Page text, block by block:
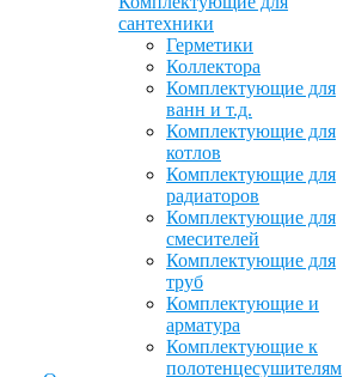
сантехники
Герметики
Коллектора
Комплектующие для
ванн и т.д.
Комплектующие для
котлов
Комплектующие для
радиаторов
Комплектующие для
смесителей
Комплектующие для
труб
Комплектующие и
арматура
Комплектующие к
полотенцесушителям